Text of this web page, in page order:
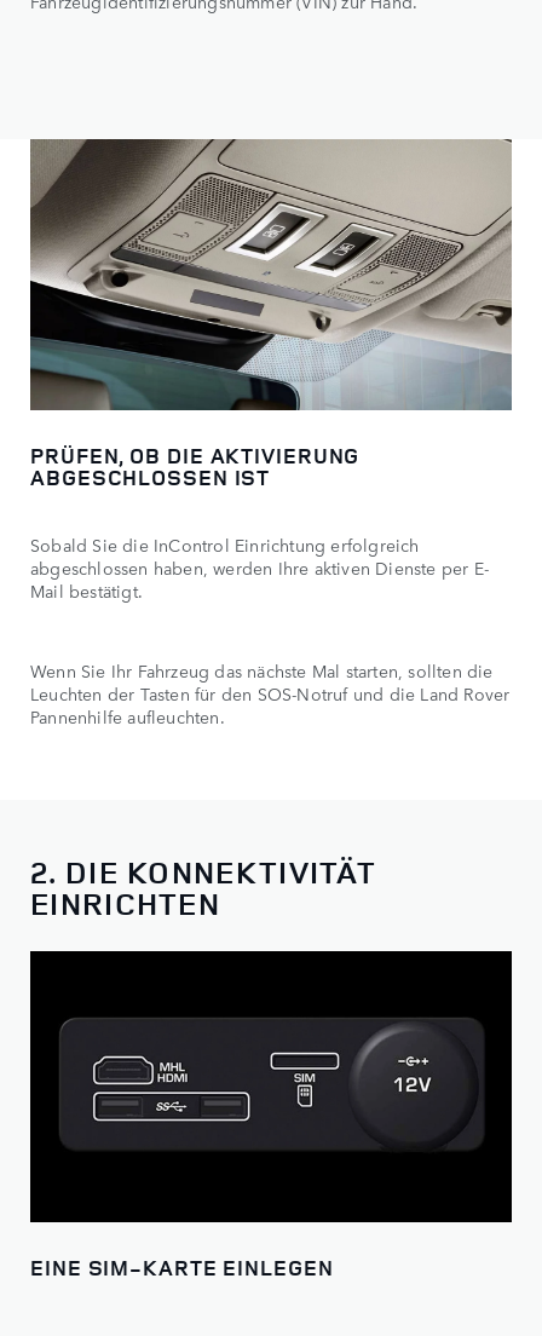
PRÜFEN, OB DIE AKTIVIERUNG
ABGESCHLOSSEN IST
Sobald Sie die InControl Einrichtung erfolgreich
abgeschlossen haben, werden Ihre aktiven Dienste per E-
Mail bestätigt.
Wenn Sie Ihr Fahrzeug das nächste Mal starten, sollten die
Leuchten der Tasten für den SOS-Notruf und die Land Rover
Pannenhilfe aufleuchten.
2. DIE KONNEKTIVITÄT
EINRICHTEN
EINE SIM-KARTE EINLEGEN